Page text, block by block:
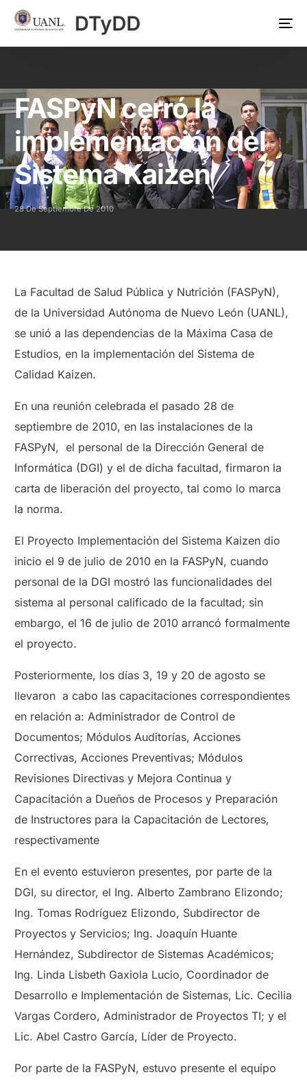
FASPyN cerró la
implementación del
Sistema Kaizen
28 De Septiembre De 2010
La Facultad de Salud Pública y Nutrición (FASPyN),
de la Universidad Autónoma de Nuevo León (UANL),
se unió a las dependencias de la Máxima Casa de
Estudios, en la implementación del Sistema de
Calidad Kaizen.
En una reunión celebrada el pasado 28 de
septiembre de 2010, en las instalaciones de la
FASPyN, el personal de la Dirección General de
Informática (DGI) y el de dicha facultad, firmaron la
carta de liberación del proyecto, tal como lo marca
la norma.
El Proyecto Implementación del Sistema Kaizen dio
inicio el 9 de julio de 2010 en la FASPyN, cuando
personal de la DGI mostró las funcionalidades del
sistema al personal calificado de la facultad; sin
embargo, el 16 de julio de 2010 arrancó formalmente
el proyecto.
Posteriormente, los días 3, 19 y 20 de agosto se
llevaron a cabo las capacitaciones correspondientes
en relación a: Administrador de Control de
Documentos; Módulos Auditorías, Acciones
Correctivas, Acciones Preventivas; Módulos
Revisiones Directivas y Mejora Continua y
Capacitación a Dueños de Procesos y Preparación
de Instructores para la Capacitación de Lectores,
respectivamente
En el evento estuvieron presentes, por parte de la
DGI, su director, el Ing. Alberto Zambrano Elizondo;
Ing. Tomas Rodríguez Elizondo, Subdirector de
Proyectos y Servicios; Ing. Joaquín Huante
Hernández, Subdirector de Sistemas Académicos;
Ing. Linda Lisbeth Gaxiola Lucio, Coordinador de
Desarrollo e Implementación de Sistemas, Lic. Cecilia
Vargas Cordero, Administrador de Proyectos TI; y el
Lic. Abel Castro García, Líder de Proyecto.
Por parte de la FASPyN, estuvo presente el equipo